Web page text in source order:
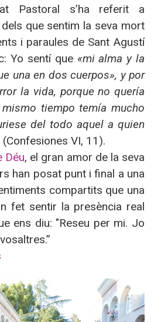
Pastoral s’ha referit a
que sentim la seva mort
i paraules de Sant Agustí
Yo sentí que «mi alma y la
una en dos cuerpos», y por
la vida, porque no quería
tiempo temía mucho
del todo aquel a quien
(Confesiones VI, 11).
Déu, el gran amor de la seva
han posat punt i final a una
compartits que una
fet sentir la presència real
ens diu: "Reseu per mi. Jo